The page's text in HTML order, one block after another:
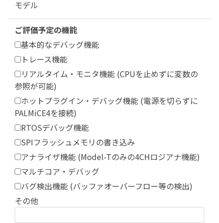
モデル
ご評価予定の機能
基本的なデバッグ機能
トレース機能
リアルタイム・モニタ機能 (CPUを止めずに変数の
参照が可能)
ホットプラグイン・デバッグ機能 (電源を切らずに
PALMiCE4を接続)
RTOSデバッグ機能
SPIフラッシュメモリの書き込み
アナライザ機能 (Model-Tのみの4CHロジアナ機能)
マルチコア・デバッグ
バグ検出機能 (バッファオーバーフロー等の検出)
その他